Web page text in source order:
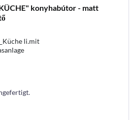
konyhabútor - matt
li.mit